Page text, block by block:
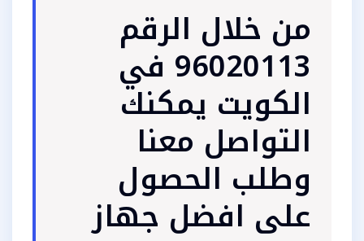
من خلال الرقم
96020113 في
الكويت يمكنك
التواصل معنا
وطلب الحصول
على افضل جهاز